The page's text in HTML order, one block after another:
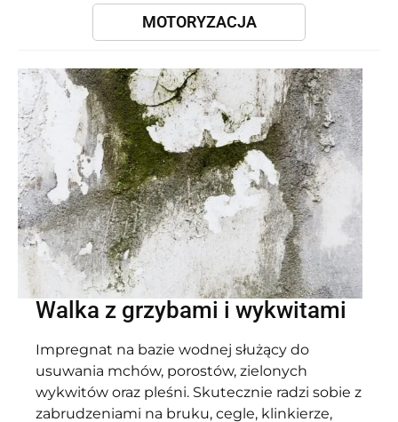
MOTORYZACJA
Walka z grzybami i wykwitami
Impregnat na bazie wodnej służący do
usuwania mchów, porostów, zielonych
wykwitów oraz pleśni. Skutecznie radzi sobie z
zabrudzeniami na bruku, cegle, klinkierze,